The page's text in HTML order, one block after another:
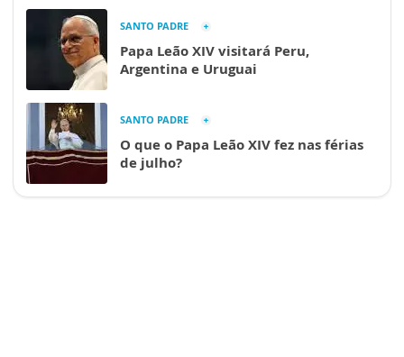
SANTO PADRE
Papa Leão XIV visitará Peru,
Argentina e Uruguai
SANTO PADRE
O que o Papa Leão XIV fez nas férias
de julho?